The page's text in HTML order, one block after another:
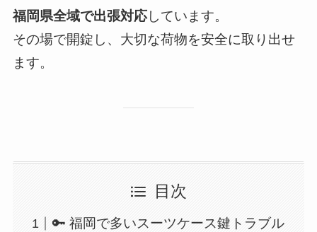
福岡県全域で出張対応しています。
その場で開錠し、大切な荷物を安全に取り出せ
ます。
目次
🔑 福岡で多いスーツケース鍵トラブル